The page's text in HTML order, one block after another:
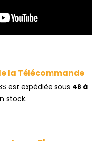
la Télécommande
est expédiée sous 48 à
stock.